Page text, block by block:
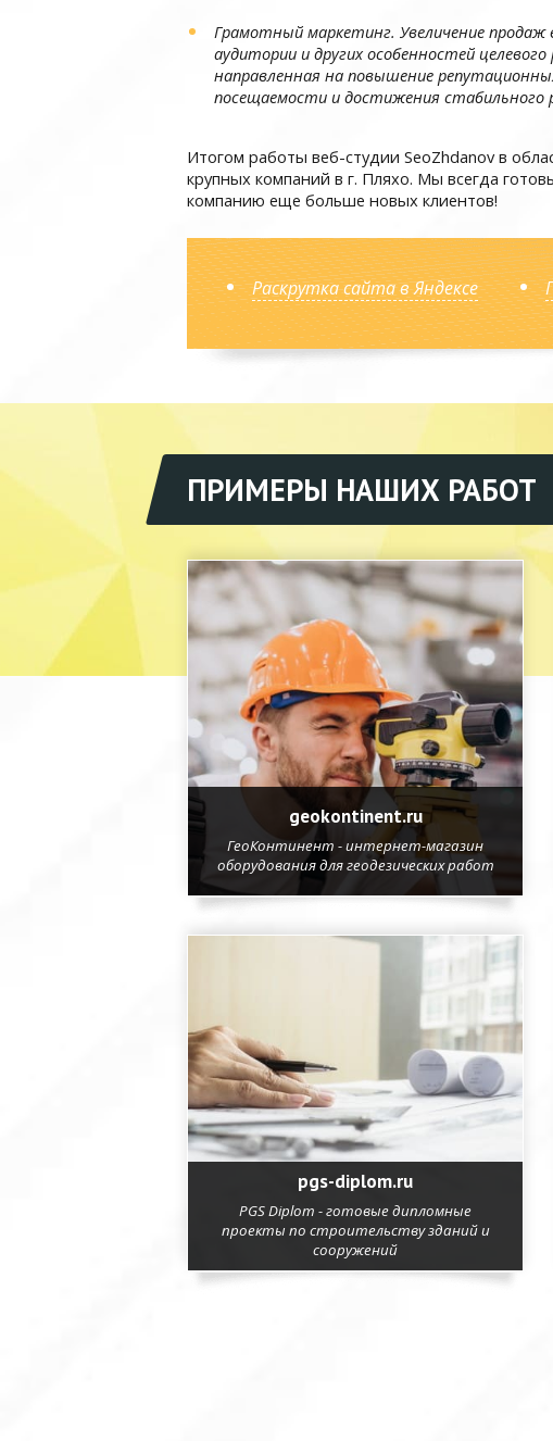
Грамотный маркетинг. Увеличение
аудитории и других особенностей
направленная на повышение
посещаемости и достижения стабильного
Итогом работы веб-студии SeoZhdanov в
крупных компаний в г. Пляхо. Мы всегда
компанию еще больше новых клиентов!
Раскрутка сайта в Яндексе
ПРИМЕРЫ НАШИХ РАБОТ
geokontinent.ru
ГеоКонтинент - интернет-магазин
оборудования для геодезических работ
pgs-diplom.ru
PGS Diplom - готовые дипломные
проекты по строительству зданий и
сооружений